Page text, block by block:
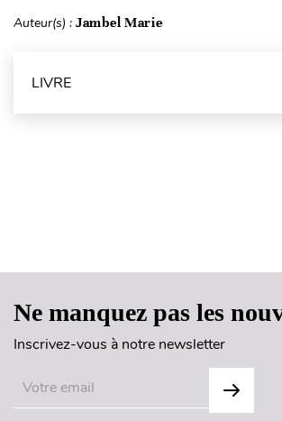
Auteur(s) : Jambel Marie
LIVRE
Ne manquez pas les
Inscrivez-vous à notre newsletter